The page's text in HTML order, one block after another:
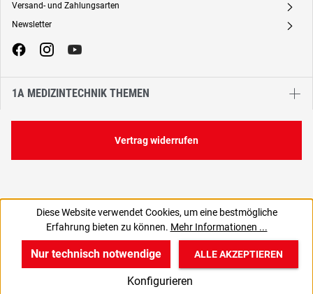
Versand- und Zahlungsarten A
Newsletter A
1A MEDIZINTECHNIK THEMEN
Vertrag widerrufen
Diese Website verwendet Cookies, um eine bestmögliche
Erfahrung bieten zu können. Mehr Informationen ...
Nur technisch notwendige
Konfigurieren
ALLE AKZEPTIEREN
v
Produkte
B